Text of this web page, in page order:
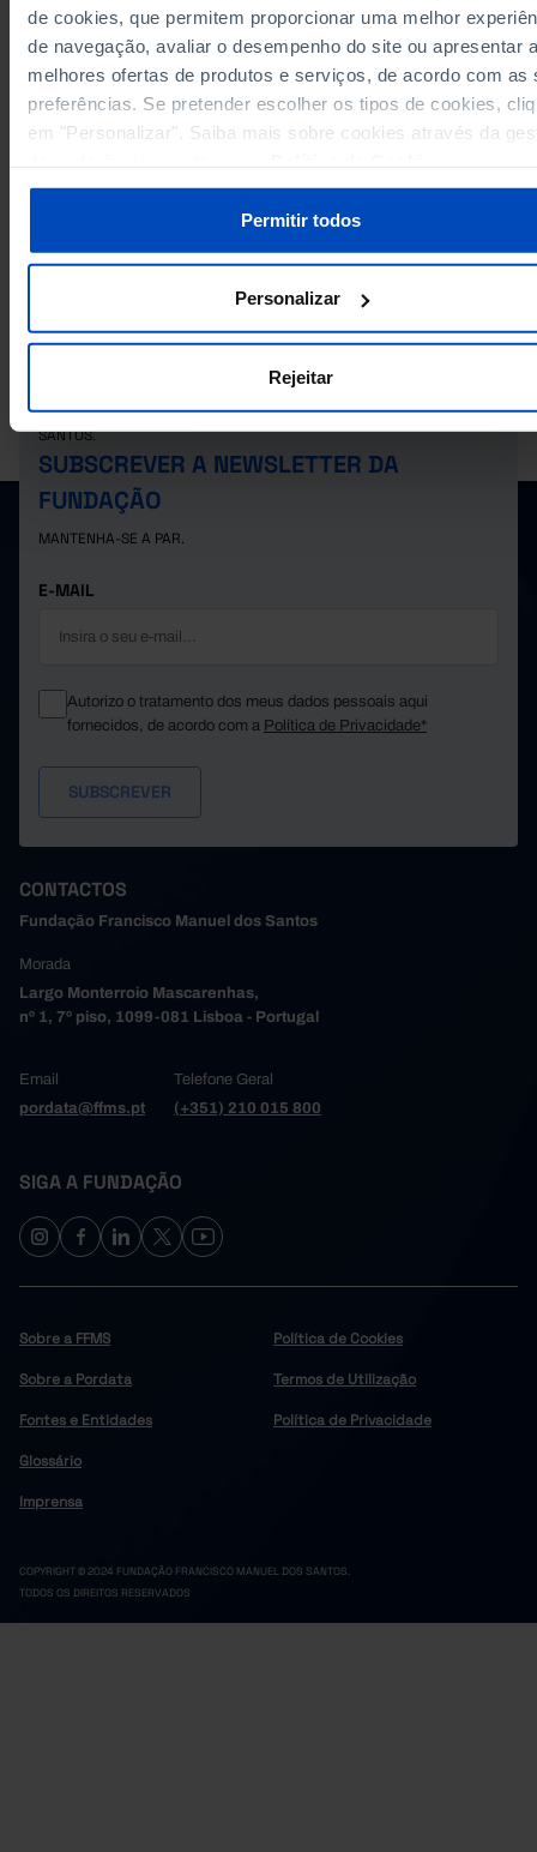
de cookies, que permitem proporcionar uma melhor
de navegação, avaliar o desempenho do site ou apresentar
melhores ofertas de produtos e serviços, de acordo com as
preferências. Se pretender escolher os tipos de cookies,
em "Personalizar". Saiba mais sobre cookies através da
Permitir todos
Personalizar
Rejeitar
2014
(R)875
6.156
2015
(R)896
5.577
2016
1.329
4.642
2017
1.387 4.817
RELACIONADOS
Bolsas de doutoramento concedidas: total e por área científica - FCT
Pessoal total (ETI) em atividades de investigação e desenvolvimento
e por setor de execução em Portugal
A PORDATA É UM PROJETO DA FUNDAÇÃO FRANCISCO MANUEL DOS
SANTOS.
SUBSCREVER A NEWSLETTER DA
FUNDAÇÃO
MANTENHA-SE A PAR.
E-MAIL
Autorizo o tratamento dos meus dados pessoais aqui
fornecidos, de acordo com a Política de Privacidade*
CONTACTOS
Fundação Francisco Manuel dos Santos
Morada
Largo Monterroio Mascarenhas,
nº 1, 7º piso, 1099-081 Lisboa - Portugal
Email
pordata@ffms.pt
Telefone Geral
(+351) 210 015 800
SIGA A FUNDAÇÃO
Sobre a FFMS
Sobre a Pordata
Fontes e Entidades
Glossário
Imprensa
Política de Cookies
Termos de Utilização
Política de Privacidade
COPYRIGHT © 2024 FUNDAÇÃO FRANCISCO MANUEL DOS SANTOS.
TODOS OS DIREITOS RESERVADOS